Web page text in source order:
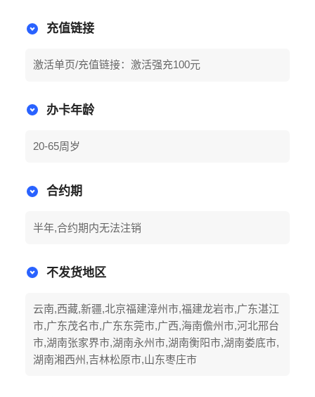
充值链接
激活单页/充值链接：激活强充100元
办卡年龄
20-65周岁
合约期
半年,合约期内无法注销
不发货地区
云南,西藏,新疆,北京福建漳州市,福建龙岩市,广东湛江
市,广东茂名市,广东东莞市,广西,海南儋州市,河北邢台
市,湖南张家界市,湖南永州市,湖南衡阳市,湖南娄底市,
湖南湘西州,吉林松原市,山东枣庄市